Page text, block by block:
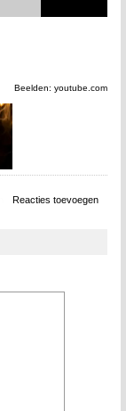
Beelden: youtube.com
Reacties toevoegen